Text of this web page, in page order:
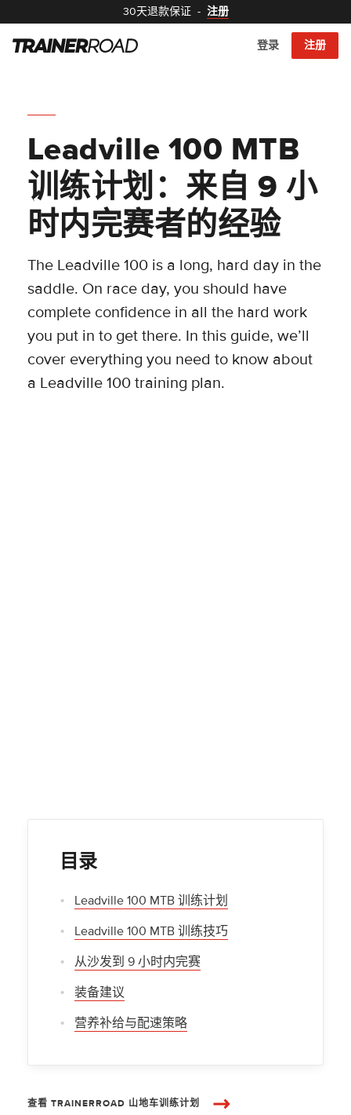
30天退款保证 - 注册
登录 注册
Leadville 100 MTB
训练计划：来自 9 小
时内完赛者的经验
The Leadville 100 is a long, hard day in the
saddle. On race day, you should have
complete confidence in all the hard work
you put in to get there. In this guide, we’ll
cover everything you need to know about
a Leadville 100 training plan.
目录
Leadville 100 MTB 训练计划
Leadville 100 MTB 训练技巧
从沙发到 9 小时内完赛
装备建议
营养补给与配速策略
查看 TRAINERROAD 山地车训练计划